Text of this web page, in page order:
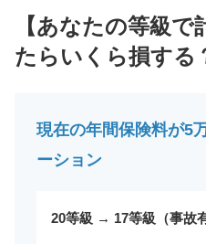
【あなたの等級
たらいくら損する
現在の年間保険料が5
ーション
20等級 → 17等級（事故